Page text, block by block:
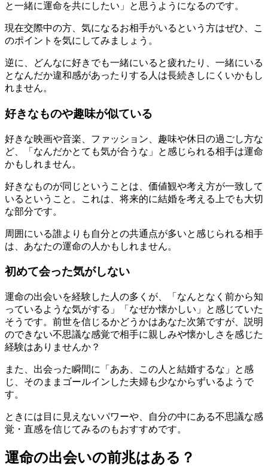
と一緒に運命を共にしたい」と思うようになるのです。
現在交際中の方、気になるお相手がいるという方はぜひ、こ
のポイントを気にしてみましょう。
逆に、どんなに好きでも一緒にいると疲れたり、一緒にいる
となんだか違和感があったりする人は長続きしにくいかもし
れません。
好きなものや趣味が似ている
好きな映画や音楽、ファッション、趣味や休日の過ごし方な
ど、「なんだかとても気が合うな」と感じられる相手は運命
かもしれません。
好きなものが同じということは、価値観や考え方が一致して
いるということ。これは、将来的に結婚を考える上でも大切
な部分です。
周囲にいる誰よりも自分との共通点が多いと感じられる相手
は、あなたの運命の人かもしれません。
初めて会った気がしない
運命の出会いを経験した人の多くが、「なんとなく前から知
っているような気がする」「なぜか懐かしい」と感じていた
そうです。前世を信じるかどうかはあなた次第ですが、説明
のできない不思議な感覚で相手に親しみや懐かしさを感じた
経験はありませんか？
また、出会った瞬間に「ああ、この人と結婚するな」と感
じ、そのままゴールインした夫婦も少なからずいるようで
す。
ときには目に見えないパワーや、自分の中にある不思議な感
覚・直感を信じてみるのもおすすめです。
運命の出会いの前兆はある？